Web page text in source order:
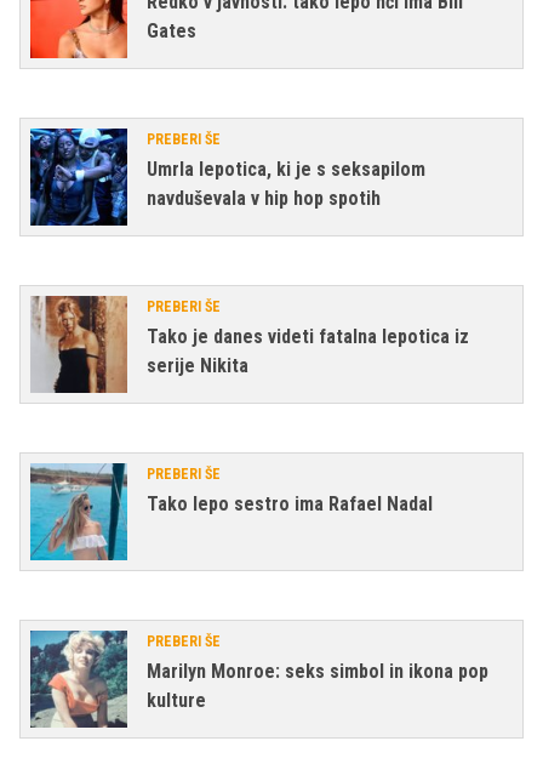
Gates
PREBERI ŠE
Umrla lepotica, ki je s seksapilom
navduševala v hip hop spotih
PREBERI ŠE
Tako je danes videti fatalna lepotica iz
serije Nikita
PREBERI ŠE
Tako lepo sestro ima Rafael Nadal
PREBERI ŠE
Marilyn Monroe: seks simbol in ikona pop
kulture